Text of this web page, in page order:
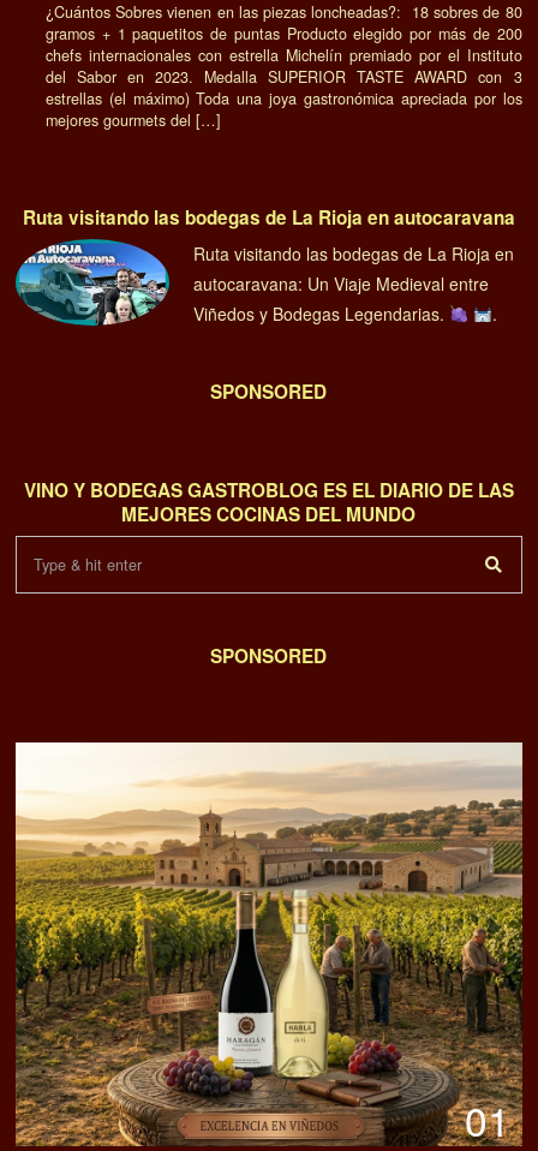
¿Cuántos Sobres vienen en las piezas loncheadas?: 18 sobres de 80
gramos + 1 paquetitos de puntas Producto elegido por más de 200
chefs internacionales con estrella Michelín premiado por el Instituto
del Sabor en 2023. Medalla SUPERIOR TASTE AWARD con 3
estrellas (el máximo) Toda una joya gastronómica apreciada por los
mejores gourmets del […]
Ruta visitando las bodegas de La Rioja en autocaravana
Ruta visitando las bodegas de La Rioja en
autocaravana: Un Viaje Medieval entre
Viñedos y Bodegas Legendarias.
.
SPONSORED
VINO Y BODEGAS GASTROBLOG ES EL DIARIO DE LAS
MEJORES COCINAS DEL MUNDO
SPONSORED
01